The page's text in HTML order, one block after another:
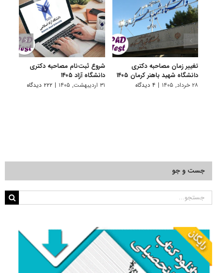
تغییر زمان مصاحبه دکتری
دانشگاه شهید باهنر کرمان ۱۴۰۵
۲۸ خرداد, ۱۴۰۵ | ۴ دیدگاه
شروع ثبت‌نام مصاحبه دکتری
دانشگاه آزاد ۱۴۰۵
۳۱ اردیبهشت, ۱۴۰۵ | ۲۲۲ دیدگاه
جست و جو
جستجو